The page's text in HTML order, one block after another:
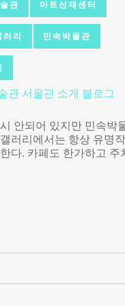
관 아트선재센터
리 민속박물관
관 서울관 소개 블로그
안되어 있지만 민속박
러리에서는 항상 유명
다. 카페도 한가하고 주